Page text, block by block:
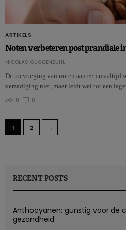
ARTIKELS
Noten verbeteren postprandiale
NICOLAS GUGGENBÜHL
De toevoeging van noten aan een maaltijd
verzadiging niet, maar leidt wel tot een
0
0
1 2 →
RECENT POSTS
Anthocyanen: gunstig voor de
gezondheid